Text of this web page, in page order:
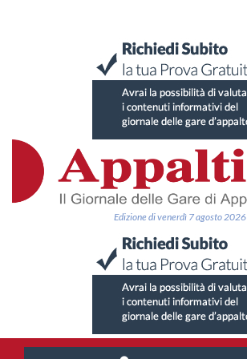
Edizione di venerdì 7 agosto 2026